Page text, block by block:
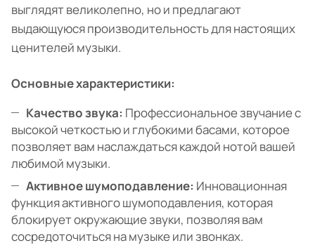
выглядят великолепно, но и предлагают
выдающуюся производительность для настоящих
ценителей музыки.
Основные характеристики:
Качество звука: Профессиональное звучание с
высокой четкостью и глубокими басами, которое
позволяет вам наслаждаться каждой нотой вашей
любимой музыки.
Активное шумоподавление: Инновационная
функция активного шумоподавления, которая
блокирует окружающие звуки, позволяя вам
сосредоточиться на музыке или звонках.